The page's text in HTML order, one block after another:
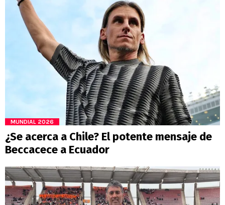
MUNDIAL 2026
¿Se acerca a Chile? El potente mensaje de
Beccacece a Ecuador